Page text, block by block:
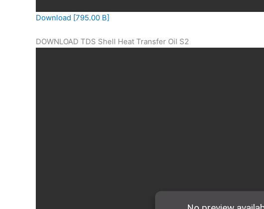
Download [795.00 B]
DOWNLOAD TDS Shell Heat Transfer Oil S2